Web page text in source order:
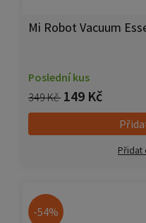
Mi Robot Vacuum
Poslední kus
349 Kč 149 Kč
Přidat
-54%